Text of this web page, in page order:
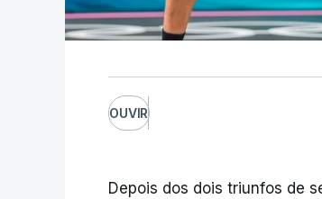
OUVIR
Depois dos dois triunfos de